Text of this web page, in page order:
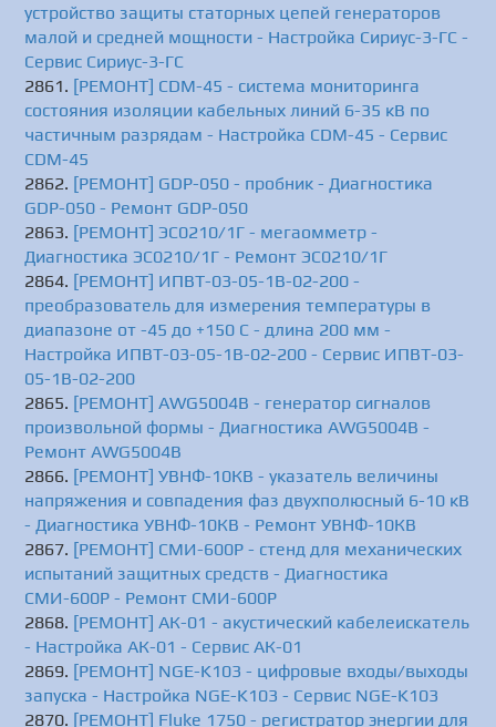
устройство защиты статорных цепей генераторов
малой и средней мощности - Настройка Сириус-3-ГС -
Сервис Сириус-3-ГС
[РЕМОНТ] CDM-45 - система мониторинга
состояния изоляции кабельных линий 6-35 кВ по
частичным разрядам - Настройка CDM-45 - Сервис
CDM-45
[РЕМОНТ] GDP-050 - пробник - Диагностика
GDP-050 - Ремонт GDP-050
[РЕМОНТ] ЭС0210/1Г - мегаомметр -
Диагностика ЭС0210/1Г - Ремонт ЭС0210/1Г
[РЕМОНТ] ИПВТ-03-05-1В-02-200 -
преобразователь для измерения температуры в
диапазоне от -45 до +150 C - длина 200 мм -
Настройка ИПВТ-03-05-1В-02-200 - Сервис ИПВТ-03-
05-1В-02-200
[РЕМОНТ] AWG5004B - генератор сигналов
произвольной формы - Диагностика AWG5004B -
Ремонт AWG5004B
[РЕМОНТ] УВНФ-10КВ - указатель величины
напряжения и совпадения фаз двухполюсный 6-10 кВ
- Диагностика УВНФ-10КВ - Ремонт УВНФ-10КВ
[РЕМОНТ] СМИ-600Р - стенд для механических
испытаний защитных средств - Диагностика
СМИ-600Р - Ремонт СМИ-600Р
[РЕМОНТ] АК-01 - акустический кабелеискатель
- Настройка АК-01 - Сервис АК-01
[РЕМОНТ] NGE-K103 - цифровые входы/выходы
запуска - Настройка NGE-K103 - Сервис NGE-K103
[РЕМОНТ] Fluke 1750 - регистратор энергии для